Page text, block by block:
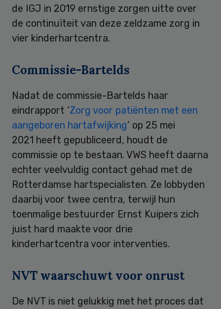
de IGJ in 2019 ernstige zorgen uitte over
de continuïteit van deze zeldzame zorg in
vier kinderhartcentra.
Commissie-Bartelds
Nadat de commissie-Bartelds haar
eindrapport ‘Zorg voor patiënten met een
aangeboren hartafwijking’ op 25 mei
2021 heeft gepubliceerd, houdt de
commissie op te bestaan. VWS heeft daarna
echter veelvuldig contact gehad met de
Rotterdamse hartspecialisten. Ze lobbyden
daarbij voor twee centra, terwijl hun
toenmalige bestuurder Ernst Kuipers zich
juist hard maakte voor drie
kinderhartcentra voor interventies.
NVT waarschuwt voor onrust
De NVT is niet gelukkig met het proces dat